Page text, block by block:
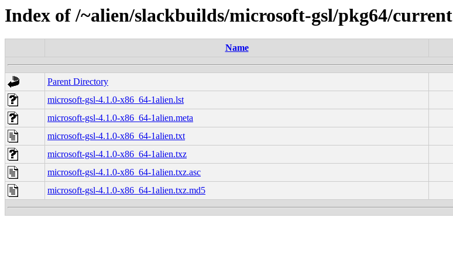
Index of /~alien/slackbuilds/microsoft-gsl/pkg64/current
Name
Parent Directory
microsoft-gsl-4.1.0-x86_64-1alien.lst
microsoft-gsl-4.1.0-x86_64-1alien.meta
microsoft-gsl-4.1.0-x86_64-1alien.txt
microsoft-gsl-4.1.0-x86_64-1alien.txz
microsoft-gsl-4.1.0-x86_64-1alien.txz.asc
microsoft-gsl-4.1.0-x86_64-1alien.txz.md5